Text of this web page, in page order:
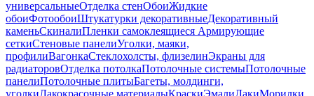
универсальныеОтделка стенОбоиЖидкие
обоиФотообоиШтукатурки декоративныеДекоративный
каменьСкиналиПленки самоклеящиеся Армирующие
сеткиСтеновые панелиУголки, маяки,
профилиВагонкаСтеклохолсты, флизелинЭкраны для
радиаторовОтделка потолкаПотолочные системыПотолочные
панелиПотолочные плитыБагеты, молдинги,
уголкиЛакокрасочные материалыКраскиЭмалиЛакиМорилки,